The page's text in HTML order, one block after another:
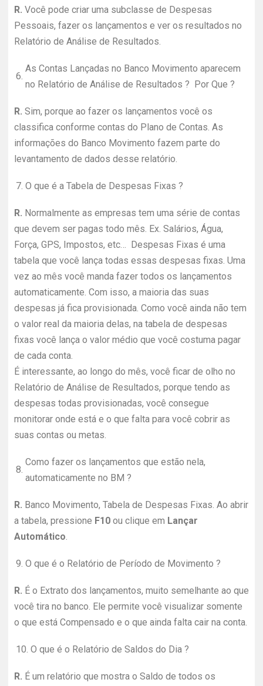
R. Você pode criar uma subclasse de Despesas
Pessoais, fazer os lançamentos e ver os resultados no
Relatório de Análise de Resultados.
6.
As Contas Lançadas no Banco Movimento aparecem
no Relatório de Análise de Resultados ? Por Que ?
R. Sim, porque ao fazer os lançamentos você os
classifica conforme contas do Plano de Contas. As
informações do Banco Movimento fazem parte do
levantamento de dados desse relatório.
7. O que é a Tabela de Despesas Fixas ?
R. Normalmente as empresas tem uma série de contas
que devem ser pagas todo mês. Ex. Salários, Água,
Força, GPS, Impostos, etc… Despesas Fixas é uma
tabela que você lança todas essas despesas fixas. Uma
vez ao mês você manda fazer todos os lançamentos
automaticamente. Com isso, a maioria das suas
despesas já fica provisionada. Como você ainda não tem
o valor real da maioria delas, na tabela de despesas
fixas você lança o valor médio que você costuma pagar
de cada conta.
É interessante, ao longo do mês, você ficar de olho no
Relatório de Análise de Resultados, porque tendo as
despesas todas provisionadas, você consegue
monitorar onde está e o que falta para você cobrir as
suas contas ou metas.
8.
Como fazer os lançamentos que estão nela,
automaticamente no BM ?
R. Banco Movimento, Tabela de Despesas Fixas. Ao abrir
a tabela, pressione F10 ou clique em Lançar
Automático.
9. O que é o Relatório de Período de Movimento ?
R. É o Extrato dos lançamentos, muito semelhante ao que
você tira no banco. Ele permite você visualizar somente
o que está Compensado e o que ainda falta cair na conta.
10. O que é o Relatório de Saldos do Dia ?
R. É um relatório que mostra o Saldo de todos os